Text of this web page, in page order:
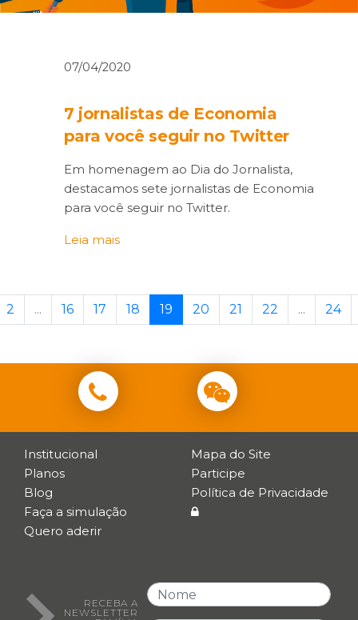
07/04/2020
7 jornalistas de Economia
para você seguir no Twitter
Em homenagem ao Dia do Jornalista,
destacamos sete jornalistas de Economia
para você seguir no Twitter.
Leia mais
2 ... 16 17 18 19 20 21 22 ... 24
Institucional
Planos
Blog
Faça a simulação
Quero aderir
Mapa do Site
Participe
Política de Privacidade
RECEBA A
NEWSLETTER